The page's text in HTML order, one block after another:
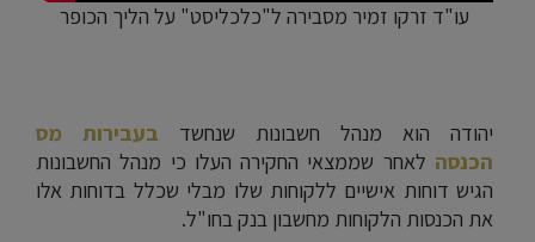
עו"ד זרקו זמיר מסבירה ל"כלכליסט" על הליך הכופר
יהודה הוא מנהל חשבונות שנחשד בעבירות מס
הכנסה לאחר שממצאי החקירה העלו כי מנהל החשבונות
הגיש דוחות אישיים ללקוחות שלו מבלי שכלל בדוחות אלו
את הכנסות הלקוחות מחשבון בנק בחו"ל.